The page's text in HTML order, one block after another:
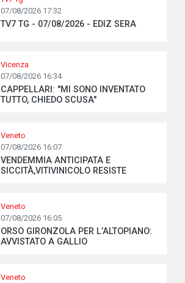
07/08/2026 17:32
TV7 TG - 07/08/2026 - EDIZ SERA
Vicenza
07/08/2026 16:34
CAPPELLARI: "MI SONO INVENTATO
TUTTO, CHIEDO SCUSA"
Veneto
07/08/2026 16:07
VENDEMMIA ANTICIPATA E
SICCITÀ,VITIVINICOLO RESISTE
Veneto
07/08/2026 16:05
ORSO GIRONZOLA PER L’ALTOPIANO:
AVVISTATO A GALLIO
Veneto